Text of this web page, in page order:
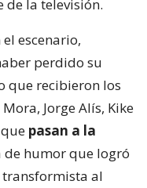
de la televisión.
escenario,
perdido su
que recibieron los
Jorge Alís, Kike
pasan a la
humor que logró
al